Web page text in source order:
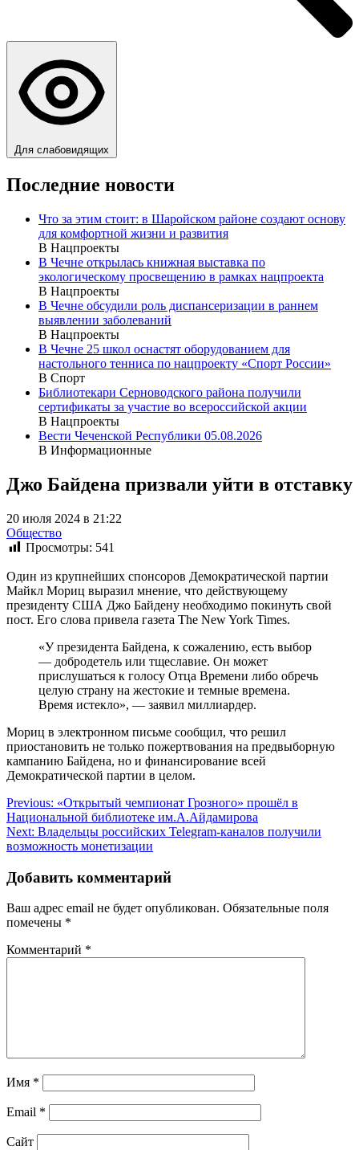
Для слабовидящих
Последние новости
Что за этим стоит: в Шаройском районе создают основу
для комфортной жизни и развития
В Нацпроекты
В Чечне открылась книжная выставка по
экологическому просвещению в рамках нацпроекта
В Нацпроекты
В Чечне обсудили роль диспансеризации в раннем
выявлении заболеваний
В Нацпроекты
В Чечне 25 школ оснастят оборудованием для
настольного тенниса по нацпроекту «Спорт России»
В Спорт
Библиотекари Серноводского района получили
сертификаты за участие во всероссийской акции
В Нацпроекты
Вести Чеченской Республики 05.08.2026
В Информационные
Джо Байдена призвали уйти в отставку
20 июля 2024 в 21:22
Общество
Просмотры: 541
Один из крупнейших спонсоров Демократической партии
Майкл Мориц выразил мнение, что действующему
президенту США Джо Байдену необходимо покинуть свой
пост. Его слова привела газета The New York Times.
«У президента Байдена, к сожалению, есть выбор
— добродетель или тщеславие. Он может
прислушаться к голосу Отца Времени либо обречь
целую страну на жестокие и темные времена.
Время истекло», — заявил миллиардер.
Мориц в электронном письме сообщил, что решил
приостановить не только пожертвования на предвыборную
кампанию Байдена, но и финансирование всей
Демократической партии в целом.
Навигация
по
записям
Previous: «Открытый чемпионат Грозного» прошёл в
Национальной библиотеке им.А.Айдамирова
Next: Владельцы российских Telegram-каналов получили
возможность монетизации
Добавить комментарий
Ваш адрес email не будет опубликован. Обязательные поля
помечены *
Комментарий *
Имя *
Email *
Сайт